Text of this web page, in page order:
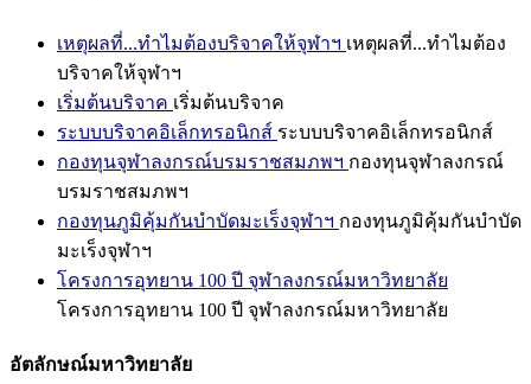
เหตุผลที่...ทำไมต้องบริจาคให้จุฬาฯ เหตุผลที่...ทำไมต้อง
บริจาคให้จุฬาฯ
เริ่มต้นบริจาค เริ่มต้นบริจาค
ระบบบริจาคอิเล็กทรอนิกส์ ระบบบริจาคอิเล็กทรอนิกส์
กองทุนจุฬาลงกรณ์บรมราชสมภพฯ กองทุนจุฬาลงกรณ์
บรมราชสมภพฯ
กองทุนภูมิคุ้มกันบำบัดมะเร็งจุฬาฯ กองทุนภูมิคุ้มกันบำบัด
มะเร็งจุฬาฯ
โครงการอุทยาน 100 ปี จุฬาลงกรณ์มหาวิทยาลัย
โครงการอุทยาน 100 ปี จุฬาลงกรณ์มหาวิทยาลัย
อัตลักษณ์มหาวิทยาลัย